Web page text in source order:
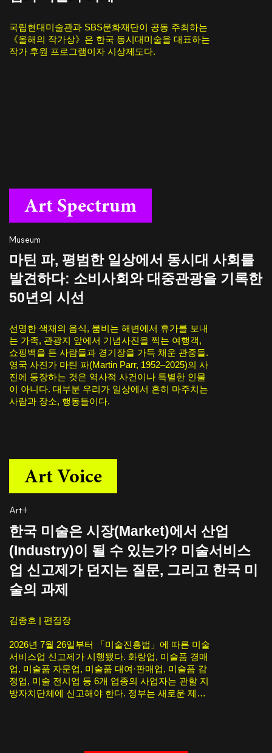
국립현대미술관과 SBS문화재단이 공동 주최하는
《올해의 작가상》은 한국 동시대미술을 대표하는
작가 후원 프로그램이자 시상제도다.
Art Spectrum
Museum
마틴 파, 평범한 일상에서 동시대 사회를
발견하다: 소비사회와 대중관광을 기록한
50년의 시선
선명한 색채의 음식, 붐비는 해변에서 휴가를 보내
는 가족, 관광지 앞에서 기념사진을 찍는 여행객,
쇼핑백을 든 사람들과 경기장을 가득 채운 관중들.
영국 사진가 마틴 파(Martin Parr, 1952–2025)의 사
진에 등장하는 것은 역사적 사건이나 특별한 인물
이 아니다. 대부분 우리가 일상에서 흔히 마주치는
사람과 장소, 행동들이다.
Art Voice
Art+
한국 미술은 시장(Market)에서 산업
(Industry)이 될 수 있는가? 미술서비스
업 신고제가 던지는 질문, 그리고 한국 미
술의 과제
김종호 | 편집장
2026년 7월 26일부터 「미술진흥법」에 따른 미술
서비스업 신고제가 시행됐다. 화랑업, 미술품 경매
업, 미술품 자문업, 미술품 대여·판매업, 미술품 감
정업, 미술 전시업 등 6개 업종의 사업자는 관할 지
방자치단체에 신고해야 한다. 정부는 새로운 제도